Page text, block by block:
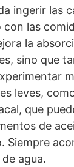
ingerir las
las
la
sino que
leves,
que
de
Siempre
agua.